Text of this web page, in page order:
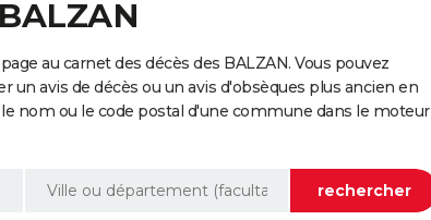
au carnet des décès des BALZAN. Vous pouvez
un avis de décès ou un avis d'obsèques plus ancien en
nom ou le code postal d'une commune dans le moteur